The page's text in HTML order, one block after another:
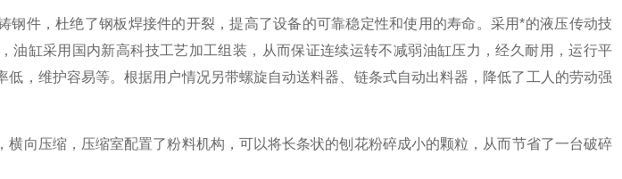
钢件，杜绝了钢板焊接件的开裂，提高了设备的可靠稳定性和使用的寿命。采用*的液压传动技
油缸采用国内新高科技工艺加工组装，从而保证连续运转不减弱油缸压力，经久耐用，运行平
低，维护容易等。根据用户情况另带螺旋自动送料器、链条式自动出料器，降低了工人的劳动强
横向压缩，压缩室配置了粉料机构，可以将长条状的刨花粉碎成小的颗粒，从而节省了一台破碎